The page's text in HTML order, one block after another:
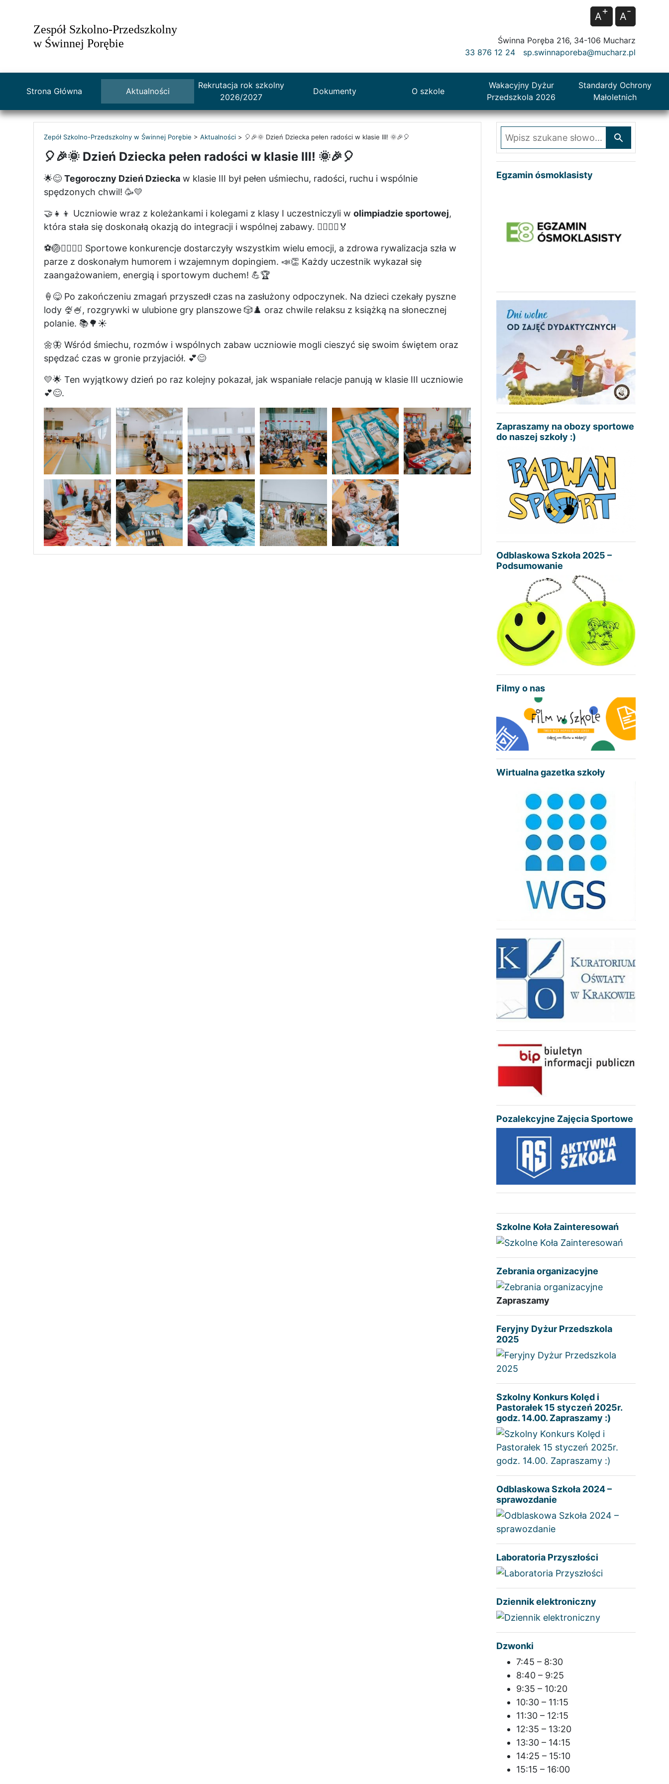
Zespół Szkolno-Przedszkolny
w Świnnej Porębie
A+ A-
Świnna Poręba 216, 34-106 Mucharz
33 876 12 24
sp.swinnaporeba@mucharz.pl
Strona Główna Aktualności
Rekrutacja rok szkolny
2026/2027
Dokumenty O szkole
Wakacyjny Dyżur
Przedszkola 2026
Standardy Ochrony
Małoletnich
Zepół Szkolno-Przedszkolny w Świnnej Porębie > Aktualności > 🎈🎉🌞 Dzień Dziecka pełen radości w klasie III! 🌞🎉🎈
🎈🎉🌞 Dzień Dziecka pełen radości w klasie III! 🌞🎉🎈
🌟😊 Tegoroczny Dzień Dziecka w klasie III był pełen uśmiechu, radości, ruchu i wspólnie
spędzonych chwil! 🥳💛
🤝👧👦 Uczniowie wraz z koleżankami i kolegami z klasy I uczestniczyli w olimpiadzie sportowej,
która stała się doskonałą okazją do integracji i wspólnej zabawy. 🏃‍♀️🏃‍♂️🏅
⚽🏐🏃‍♂️🏃‍♀️ Sportowe konkurencje dostarczyły wszystkim wielu emocji, a zdrowa rywalizacja szła w
parze z doskonałym humorem i wzajemnym dopingiem. 📣👏 Każdy uczestnik wykazał się
zaangażowaniem, energią i sportowym duchem! 💪🏆
🍦😋 Po zakończeniu zmagań przyszedł czas na zasłużony odpoczynek. Na dzieci czekały pyszne
lody 🍨🍧, rozgrywki w ulubione gry planszowe 🎲♟️ oraz chwile relaksu z książką na słonecznej
polanie. 📚🌳☀️
🌼🦋 Wśród śmiechu, rozmów i wspólnych zabaw uczniowie mogli cieszyć się swoim świętem oraz
spędzać czas w gronie przyjaciół. 💕😊
💛🌟 Ten wyjątkowy dzień po raz kolejny pokazał, jak wspaniałe relacje panują w klasie III uczniowie
💕😊.
Wpisz szukane słowo
Egzamin ósmoklasisty
Zapraszamy na obozy sportowe
do naszej szkoły :)
Odblaskowa Szkoła 2025 –
Podsumowanie
Filmy o nas
Wirtualna gazetka szkoły
Pozalekcyjne Zajęcia Sportowe
Szkolne Koła Zainteresowań
Zebrania organizacyjne
Zapraszamy
Feryjny Dyżur Przedszkola
2025
Szkolny Konkurs Kolęd i
Pastorałek 15 styczeń 2025r.
godz. 14.00. Zapraszamy :)
Odblaskowa Szkoła 2024 –
sprawozdanie
Laboratoria Przyszłości
Dziennik elektroniczny
Dzwonki
7:45 – 8:30
8:40 – 9:25
9:35 – 10:20
10:30 – 11:15
11:30 – 12:15
12:35 – 13:20
13:30 – 14:15
14:25 – 15:10
15:15 – 16:00